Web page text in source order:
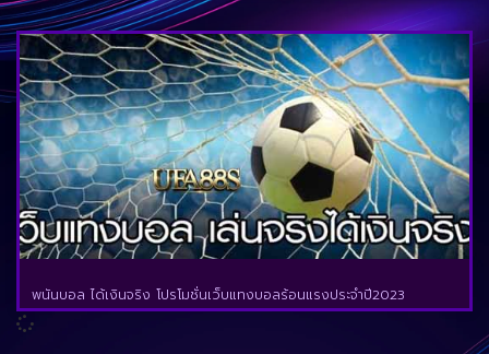
พนันบอล ได้เงินจริง โปรโมชั่นเว็บแทงบอลร้อนแรงประจำปี2023